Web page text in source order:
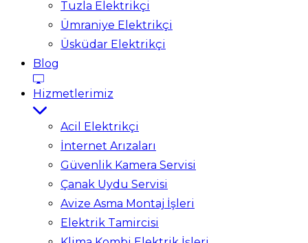
Tuzla Elektrikçi
Ümraniye Elektrikçi
Üsküdar Elektrikçi
Blog
Hizmetlerimiz
Acil Elektrikçi
İnternet Arızaları
Güvenlik Kamera Servisi
Çanak Uydu Servisi
Avize Asma Montaj İşleri
Elektrik Tamircisi